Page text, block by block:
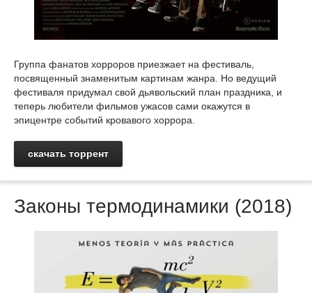
Группа фанатов хорроров приезжает на фестиваль,
посвященный знаменитым картинам жанра. Но ведущий
фестиваля придумал свой дьявольский план праздника, и
теперь любители фильмов ужасов сами окажутся в
эпицентре событий кровавого хоррора.
скачать торрент
Законы термодинамики (2018)